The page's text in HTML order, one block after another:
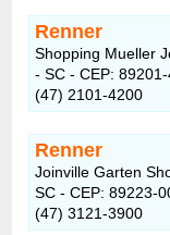
Renner
Shopping Mueller
- SC - CEP:
(47) 2101-4200
Renner
Joinville Garten
SC - CEP: 89223-
(47) 3121-3900